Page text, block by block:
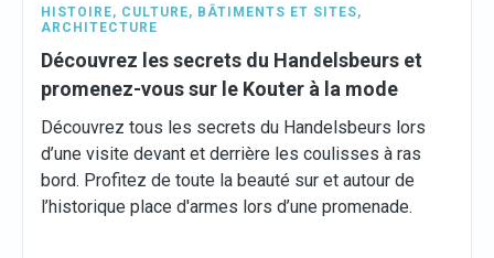
HISTOIRE, CULTURE, BÂTIMENTS ET SITES,
ARCHITECTURE
Découvrez les secrets du Handelsbeurs et
promenez-vous sur le Kouter à la mode
Découvrez tous les secrets du Handelsbeurs lors
d’une visite devant et derrière les coulisses à ras
bord. Profitez de toute la beauté sur et autour de
l’historique place d'armes lors d’une promenade.